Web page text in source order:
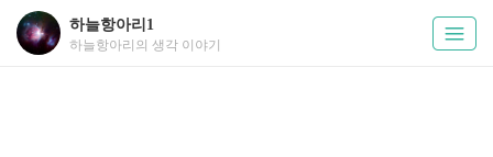
하늘항아리1
하늘항아리의 생각 이야기